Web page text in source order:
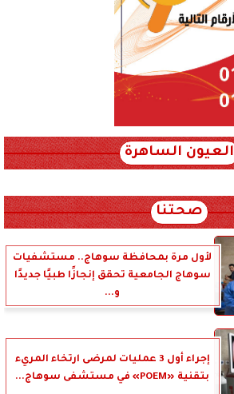
العيون الساهرة
صحتنا
لأول مرة بمحافظة سوهاج.. مستشفيات
سوهاج الجامعية تحقق إنجازًا طبيًا جديدًا
و...
إجراء أول 3 عمليات لمرضى ارتخاء المريء
بتقنية «POEM» في مستشفى سوهاج...